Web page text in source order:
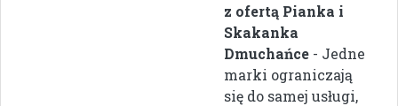
z ofertą Pianka i
Skakanka
Dmuchańce - Jedne
marki ograniczają
się do samej usługi,